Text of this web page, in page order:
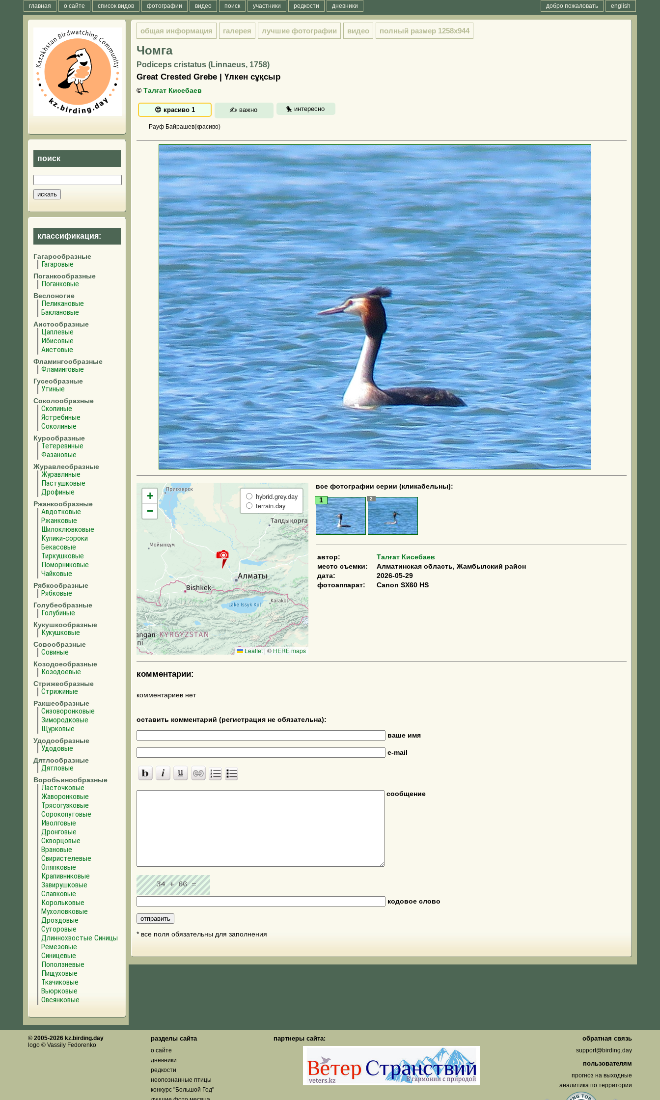
главная о сайте список видов фотографии видео поиск участники редкости дневники english
добро пожаловать
поиск
классификация:
Гагарообразные
Гагаровые
Поганкообразные
Поганковые
Веслоногие
Пеликановые
Баклановые
Аистообразные
Цаплевые
Ибисовые
Аистовые
Фламингообразные
Фламинговые
Гусеобразные
Утиные
Соколообразные
Скопиные
Ястребиные
Соколиные
Курообразные
Тетеревиные
Фазановые
Журавлеобразные
Журавлиные
Пастушковые
Дрофиные
Ржанкообразные
Авдотковые
Ржанковые
Шилоклювковые
Кулики-сороки
Бекасовые
Тиркушковые
Поморниковые
Чайковые
Рябкообразные
Рябковые
Голубеобразные
Голубиные
Кукушкообразные
Кукушковые
Совообразные
Совиные
Козодоеобразные
Козодоевые
Стрижеобразные
Стрижиные
Ракшеобразные
Сизоворонковые
Зимородковые
Щурковые
Удодообразные
Удодовые
Дятлообразные
Дятловые
Воробьинообразные
Ласточковые
Жаворонковые
Трясогузковые
Сорокопутовые
Иволговые
Дронговые
Скворцовые
Врановые
Свиристелевые
Оляпковые
Крапивниковые
Завирушковые
Славковые
Корольковые
Мухоловковые
Дроздовые
Суторовые
Длиннохвостые Синицы
Ремезовые
Синицевые
Поползневые
Пищуховые
Ткачиковые
Вьюрковые
Овсянковые
общая информация галерея лучшие фотографии видео полный размер 1258x944
Чомга
Podiceps cristatus (Linnaeus, 1758)
Great Crested Grebe | Үлкен сұқсыр
© Талғат Кисебаев
Рауф Байрашев(красиво)
+
−
hybrid.grey.day
terrain.day
Leaflet | © HERE maps
все фотографии серии (кликабельны):
1
2
автор:
Талғат Кисебаев
место съемки:
Алматинская область, Жамбылский район
дата:
2026-05-29
фотоаппарат:
Canon SX60 HS
комментарии:
комментариев нет
оставить комментарий (регистрация не обязательна):
ваше имя
e-mail
сообщение
кодовое слово
* все поля обязательны для заполнения
© 2005-2026 kz.birding.day
logo © Vassily Fedorenko
разделы сайта
о сайте
дневники
редкости
неопознанные птицы
конкурс "Большой Год"
партнеры сайта: обратная связь
support@birding.day
пользователям
прогноз на выходные
аналитика по территории